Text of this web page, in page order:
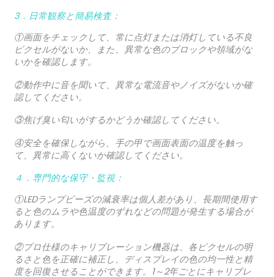
3．日常観察と簡易検査：
①画面をチェックして、常に点灯または消灯している不良
ピクセルがないか、また、異常な色のブロックや領域がな
いかを確認します。
②動作中に音を聞いて、異常な電流音やノイズがないか確
認してください。
③焦げ臭い匂いがするかどうか確認してください。
④安全を確保しながら、手の甲で画面表面の温度を触っ
て、異常に高くないか確認してください。
４．専門的な保守・監視：
①LEDランプビーズの減衰率は個人差があり、長期間使用す
ると色のムラや色温度のずれなどの問題が発生する場合が
あります。
②プロ仕様のキャリブレーション機器は、各ピクセルの明
るさと色を正確に補正し、ディスプレイの色の均一性と精
度を回復させることができます。1～2年ごとにキャリブレ